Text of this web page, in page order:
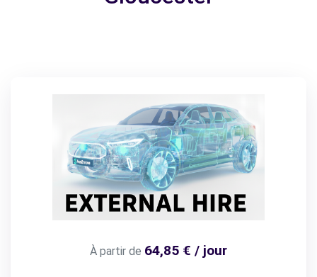
À partir de 64,85 € / jour